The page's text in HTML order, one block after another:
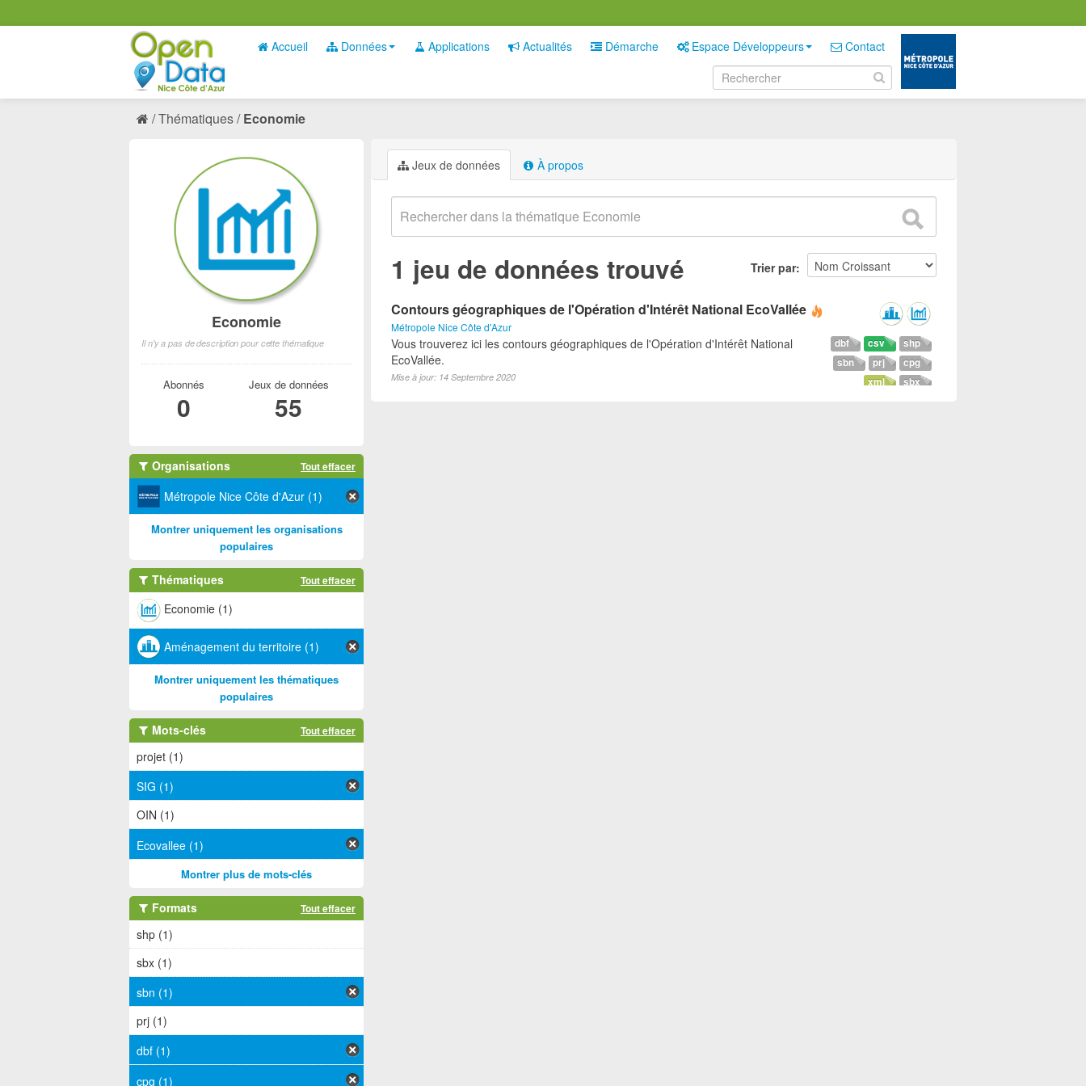
Accueil Données Applications Actualités Démarche Espace Développeurs Contact
Thématiques Economie
Jeux de données À propos
Trier par
1 jeu de données trouvé
Contours géographiques de l'Opération d'Intérêt National EcoVallée
Métropole Nice Côte d'Azur
shp
csv
dbf
cpg
prj
sbn
sbx
xml
Vous trouverez ici les contours géographiques de l'Opération d'Intérêt National
EcoVallée.
Mise à jour: 14 Septembre 2020
Economie
Il n'y a pas de description pour cette thématique
Abonnés
0
Jeux de données
55
Organisations Tout effacer
Métropole Nice Côte d'Azur (1)
Montrer uniquement les organisations
populaires
Thématiques Tout effacer
Economie (1)
Aménagement du territoire (1)
Montrer uniquement les thématiques
populaires
Mots-clés Tout effacer
projet (1)
SIG (1)
OIN (1)
Ecovallee (1)
Montrer plus de mots-clés
Formats Tout effacer
shp (1)
sbx (1)
sbn (1)
prj (1)
dbf (1)
cpg (1)